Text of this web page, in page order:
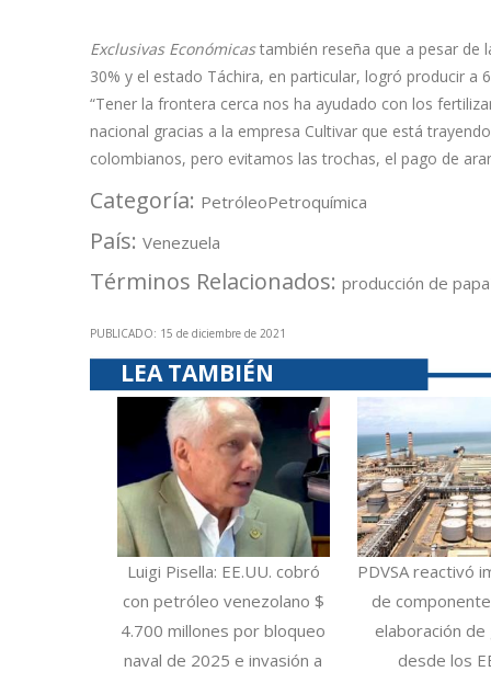
Exclusivas Económicastambién reseña que a pesar de
30% y el estado Táchira, en particular, logró producir a
“Tener la frontera cerca nos ha ayudado con los
nacional gracias a la empresa Cultivar que está
colombianos, pero evitamos las trochas, el pago de
Categoría: PetróleoPetroquímica
País: Venezuela
Términos Relacionados: producción de papa
PUBLICADO: 15 de diciembre de 2021
LEA TAMBIÉN
Luigi Pisella: EE.UU. cobró
con petróleo venezolano $
4.700 millones por bloqueo
naval de 2025 e invasión a
PDVSA reactivó
de
elaboración de
desde los